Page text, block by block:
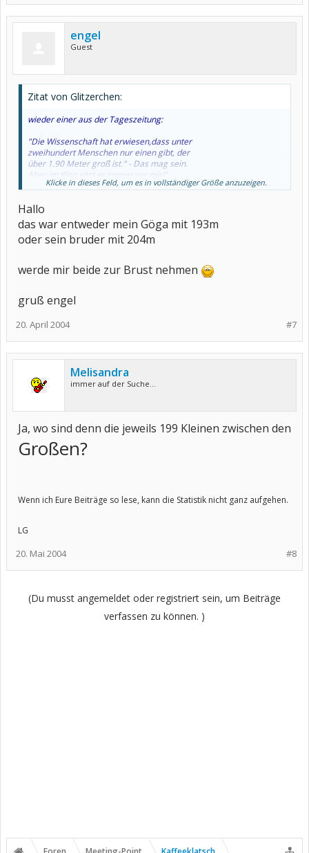
engel
Guest
Zitat von Glitzerchen:
wieder einer aus der Tageszeitung:
"Die Wissenschaft hat erwiesen,dass unter
zweihundert Menschen nur einen gibt, der
über 1.90 Meter groß ist." - Das mag sein.
Aber im Kino sitzt er immer vor mir!"
Klicke in dieses Feld, um es in vollständiger Größe anzuzeigen.
Hallo
das war entweder mein Göga mit 193m
oder sein bruder mit 204m
werde mir beide zur Brust nehmen
gruß engel
#7
20. April 2004
Melisandra
immer auf der Suche...
Ja, wo sind denn die jeweils 199 Kleinen zwischen den
Großen?
Wenn ich Eure Beiträge so lese, kann die Statistik nicht ganz aufgehen.
LG
#8
20. Mai 2004
(Du musst angemeldet oder registriert sein, um Beiträge
verfassen zu können. )